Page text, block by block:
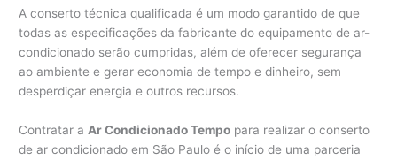
A conserto técnica qualificada é um modo garantido de que
todas as especificações da fabricante do equipamento de ar-
condicionado serão cumpridas, além de oferecer segurança
ao ambiente e gerar economia de tempo e dinheiro, sem
desperdiçar energia e outros recursos.
Contratar a Ar Condicionado Tempo para realizar o conserto
de ar condicionado em São Paulo é o início de uma parceria